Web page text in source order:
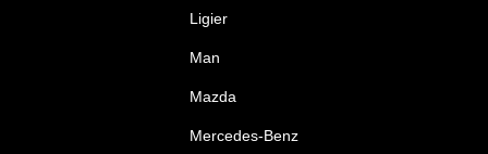
Ligier
Man
Mazda
Mercedes-Benz